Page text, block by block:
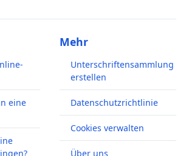
eine
Mehr
Unterschriftensammlung
erstellen
Datenschutzrichtlinie
Cookies verwalten
Über uns